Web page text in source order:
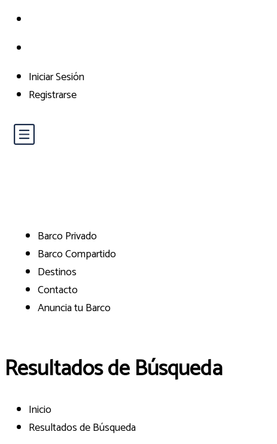
Iniciar Sesión
Registrarse
Barco Privado
Barco Compartido
Destinos
Contacto
Anuncia tu Barco
Resultados de Búsqueda
Inicio
Resultados de Búsqueda